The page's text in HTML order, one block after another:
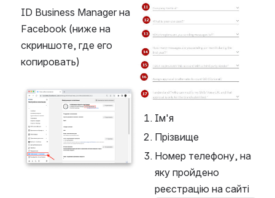
ID Business Manager на
Facebook (ниже на
скриншоте, где его
копировать)
Open
Ім'я
Прізвище
Номер телефону, на
яку пройдено
реєстрацію на сайті